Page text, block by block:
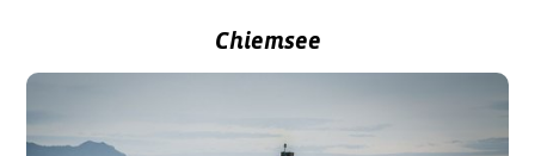
Chiemsee